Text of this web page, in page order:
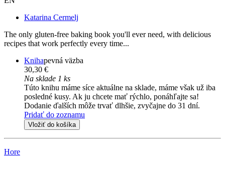
Katarina Cermelj
The only gluten-free baking book you'll ever need, with delicious
recipes that work perfectly every time...
Knihapevná väzba
30,30 €
Na sklade 1 ks
Túto knihu máme síce aktuálne na sklade, máme však už iba
posledné kusy. Ak ju chcete mať rýchlo, ponáhľajte sa!
Dodanie ďalších môže trvať dlhšie, zvyčajne do 31 dní.
Pridať do zoznamu
Vložiť do košíka
Hore